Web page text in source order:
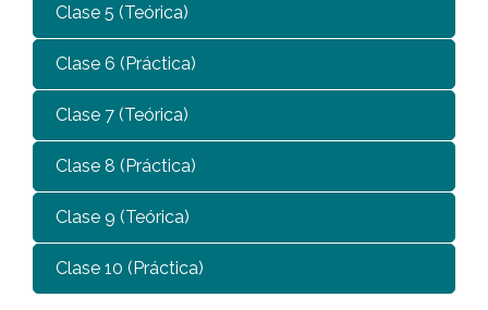
Clase 5 (Teórica)
Clase 6 (Práctica)
Clase 7 (Teórica)
Clase 8 (Práctica)
Clase 9 (Teórica)
Clase 10 (Práctica)